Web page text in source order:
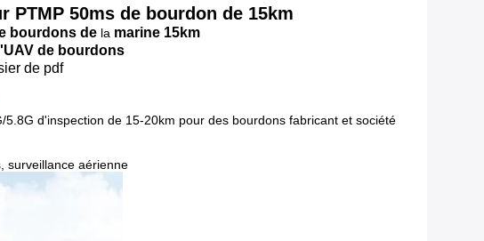
PTMP 50ms de bourdon de 15km
bourdons dela marine 15km
de bourdons
de pdf
5.8G d'inspection de 15-20km pour des bourdons fabricant et société
surveillance aérienne